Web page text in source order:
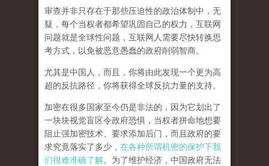
审查并非只存在于那些压迫性的政治体制中，无
疑，每个当权者都希望巩固自己的权力，互联网
问题就是全球性问题，互联网人需要尽快转换思
考方式，以免被恶意愚蠢的政府削弱智商。
尤其是中国人，而且，你将由此发现一个更为高
超的反抗路径，你将获得全球反抗力量的支持。
加密在很多国家至今仍是非法的，因为它划出了
一块块视觉盲区令政府恐惧，当权者拼命地想要
阻止强加密技术、要求添加后门，而且政府的要
求究竟落实了多少， 在各种所谓机密的保护下我
们很难准确了解。为了维护经济，中国政府无法